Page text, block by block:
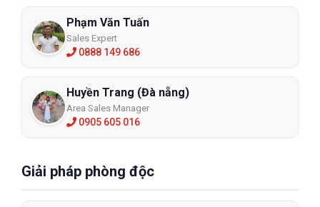
Phạm Văn Tuấn
Sales Expert
0888 149 686
Huyền Trang (Đà nẵng)
Area Sales Manager
0905 605 016
Giải pháp phòng độc